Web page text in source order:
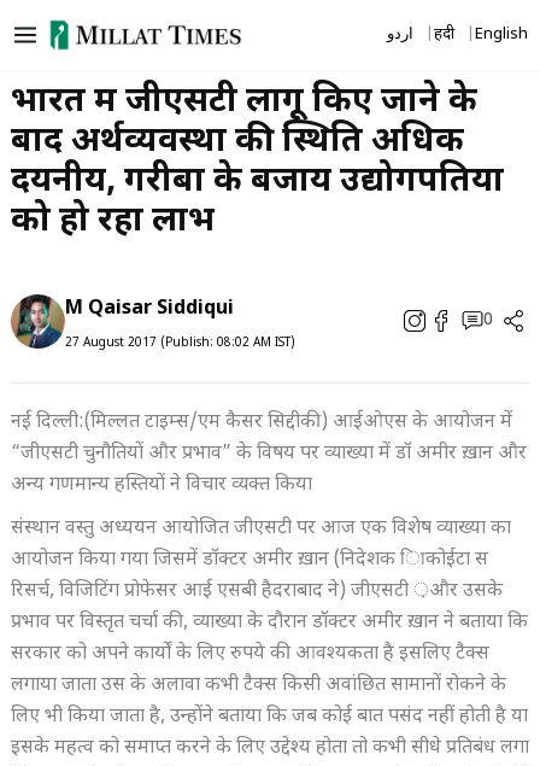
to
اردو हिंदी English
भारत में जीएसटी लागू किए जाने के
बाद अर्थव्यवस्था की स्थिति अधिक
दयनीय, गरीबों के बजाय उद्योगपतियों
को हो रहा लाभ
M Qaisar Siddiqui
27 August 2017 (Publish: 08:02 AM IST)
0
नई दिल्ली:(मिल्लत टाइम्स/एम कैसर सिद्दीकी) आईओएस के आयोजन में
“जीएसटी चुनौतियों और प्रभाव” के विषय पर व्याख्या में डॉ अमीर ख़ान और
अन्य गणमान्य हस्तियों ने विचार व्यक्त किया
संस्थान वस्तु अध्ययन आयोजित जीएसटी पर आज एक विशेष व्याख्या का
आयोजन किया गया जिसमें डॉक्टर अमीर ख़ान (निदेशक ािकोईटा स
रिसर्च, विजिटिंग प्रोफेसर आई एसबी हैदराबाद ने) जीएसटी ़और उसके
प्रभाव पर विस्तृत चर्चा की, व्याख्या के दौरान डॉक्टर अमीर ख़ान ने बताया कि
सरकार को अपने कार्यों के लिए रुपये की आवश्यकता है इसलिए टैक्स
लगाया जाता उस के अलावा कभी टैक्स किसी अवांछित सामानों रोकने के
लिए भी किया जाता है, उन्होंने बताया कि जब कोई बात पसंद नहीं होती है या
इसके महत्व को समाप्त करने के लिए उद्देश्य होता तो कभी सीधे प्रतिबंध लगा